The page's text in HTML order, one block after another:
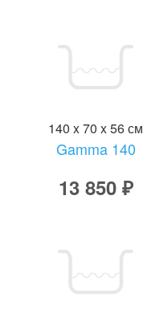
140 x 70 x 56 см
Gamma 140
13 850 ₽